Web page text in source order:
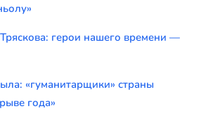
герои нашего времени —
«гуманитарщики» страны
года»